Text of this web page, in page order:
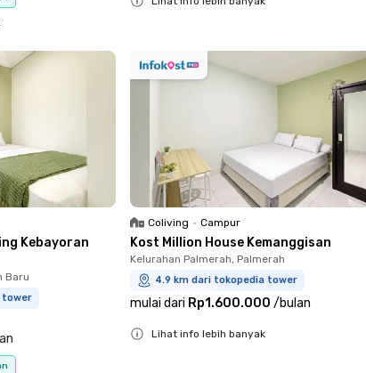
Kebayoran
Baru
tower
Coliving • Campur
Kost Million House Kemanggisan
Kelurahan Palmerah, Palmerah
4.9 km dari tokopedia tower
mulai dari Rp1.600.000 /bulan
Lihat info lebih banyak